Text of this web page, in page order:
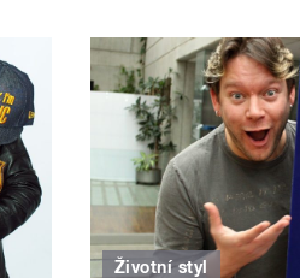
Životní styl